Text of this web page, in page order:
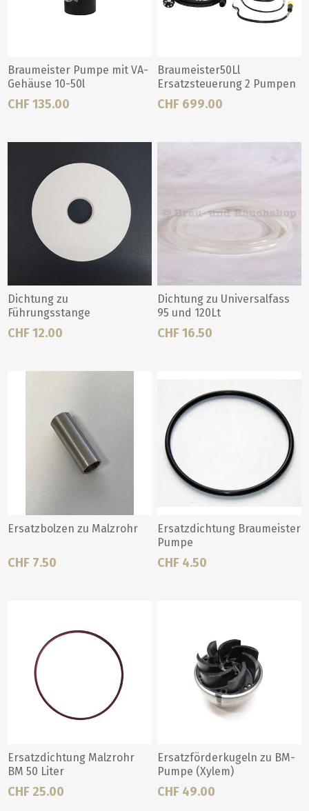
Braumeister Pumpe mit VA-
Gehäuse 10-50l
CHF 135.00
Braumeister50Ll
Ersatzsteuerung 2 Pumpen
CHF 699.00
Dichtung zu
Führungsstange
Braumeister
CHF 12.00
Dichtung zu Universalfass
95 und 120Lt
CHF 16.50
Ersatzbolzen zu Malzrohr
CHF 7.50
Ersatzdichtung Braumeister
Pumpe
CHF 4.50
Ersatzdichtung Malzrohr
BM 50 Liter
CHF 25.00
Ersatzförderkugeln zu BM-
Pumpe (Xylem)
CHF 49.00